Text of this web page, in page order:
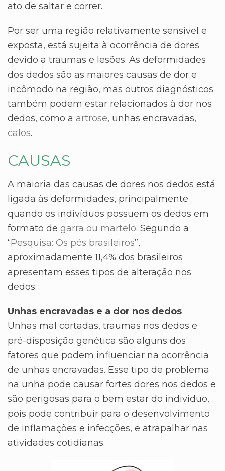
ato de saltar e correr.
Por ser uma região relativamente sensível e
exposta, está sujeita à ocorrência de dores
devido a traumas e lesões. As deformidades
dos dedos são as maiores causas de dor e
incômodo na região, mas outros diagnósticos
também podem estar relacionados à dor nos
dedos, como a artrose, unhas encravadas,
calos.
CAUSAS
A maioria das causas de dores nos dedos está
ligada às deformidades, principalmente
quando os indivíduos possuem os dedos em
formato de garra ou martelo. Segundo a
“Pesquisa: Os pés brasileiros”,
aproximadamente 11,4% dos brasileiros
apresentam esses tipos de alteração nos
dedos.
Unhas encravadas e a dor nos dedos
Unhas mal cortadas, traumas nos dedos e
pré-disposição genética são alguns dos
fatores que podem influenciar na ocorrência
de unhas encravadas. Esse tipo de problema
na unha pode causar fortes dores nos dedos e
são perigosas para o bem estar do indivíduo,
pois pode contribuir para o desenvolvimento
de inflamações e infecções, e atrapalhar nas
atividades cotidianas.